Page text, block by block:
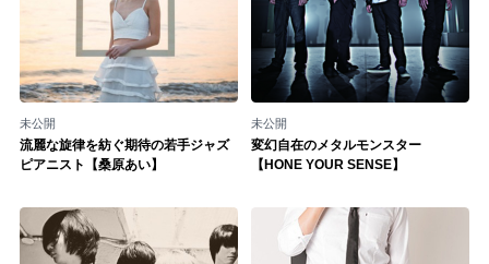
未公開
流麗な旋律を紡ぐ期待の若手ジャズ
ピアニスト【桑原あい】
未公開
変幻自在のメタルモンスター
【HONE YOUR SENSE】